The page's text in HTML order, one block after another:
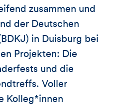
zusammen und
der Deutschen
in Duisburg bei
Projekten: Die
und die
Voller
Kolleg*innen